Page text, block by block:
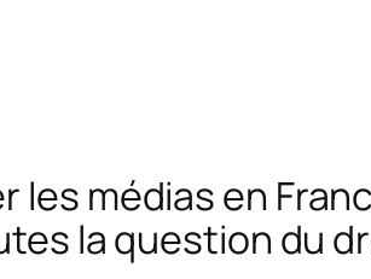
médias en
la question du